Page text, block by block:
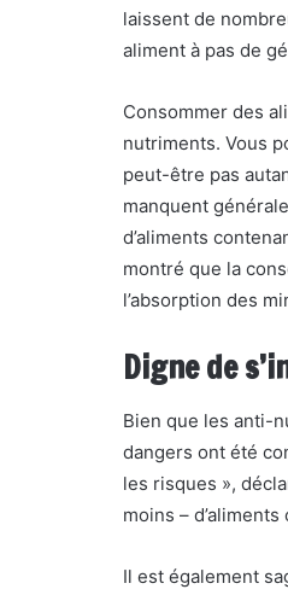
laissent de
aliment à pas de
Consommer des
nutriments. Vous
peut-être pas
manquent
d’aliments
montré que la
l’absorption des
Digne de
Bien que les anti-
dangers ont été
les risques »,
moins –
Il est également